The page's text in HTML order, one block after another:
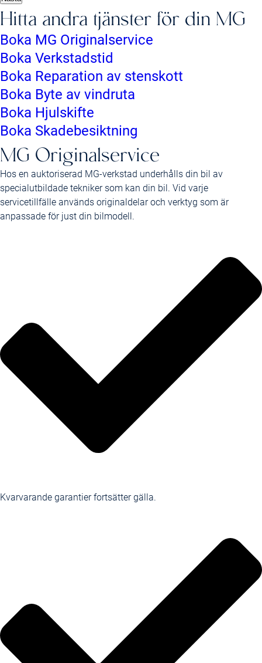
Hitta andra tjänster för din MG
Boka MG Originalservice
Boka Verkstadstid
Boka Reparation av stenskott
Boka Byte av vindruta
Boka Hjulskifte
Boka Skadebesiktning
MG Originalservice
Hos en auktoriserad MG-verkstad underhålls din bil av
specialutbildade tekniker som kan din bil. Vid varje
servicetillfälle används originaldelar och verktyg som är
anpassade för just din bilmodell.
Kvarvarande garantier fortsätter gälla.